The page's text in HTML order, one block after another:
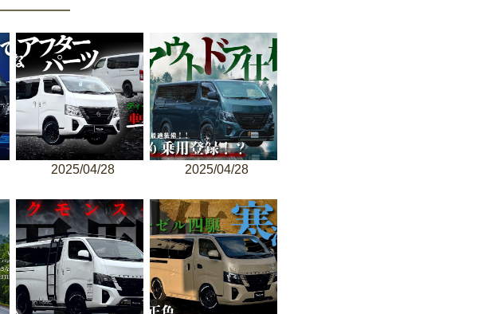
2025/04/28 2025/04/28